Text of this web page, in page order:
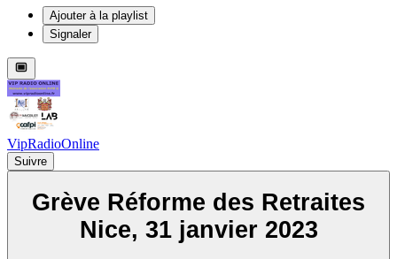
Ajouter à la playlist
Signaler
VipRadioOnline
Suivre
Grève Réforme des Retraites
Nice, 31 janvier 2023